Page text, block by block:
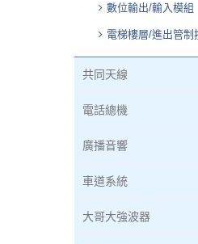
數位輸出/輸入模組
電梯樓層/進出管制
共同天線
電話總機
廣播音響
車道系統
大哥大強波器